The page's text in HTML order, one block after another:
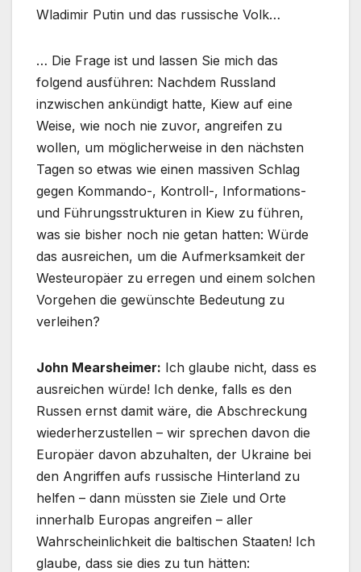
Wladimir Putin und das russische Volk…
… Die Frage ist und lassen Sie mich das
folgend ausführen: Nachdem Russland
inzwischen ankündigt hatte, Kiew auf eine
Weise, wie noch nie zuvor, angreifen zu
wollen, um möglicherweise in den nächsten
Tagen so etwas wie einen massiven Schlag
gegen Kommando-, Kontroll-, Informations-
und Führungsstrukturen in Kiew zu führen,
was sie bisher noch nie getan hatten: Würde
das ausreichen, um die Aufmerksamkeit der
Westeuropäer zu erregen und einem solchen
Vorgehen die gewünschte Bedeutung zu
verleihen?
John Mearsheimer: Ich glaube nicht, dass es
ausreichen würde! Ich denke, falls es den
Russen ernst damit wäre, die Abschreckung
wiederherzustellen – wir sprechen davon die
Europäer davon abzuhalten, der Ukraine bei
den Angriffen aufs russische Hinterland zu
helfen – dann müssten sie Ziele und Orte
innerhalb Europas angreifen – aller
Wahrscheinlichkeit die baltischen Staaten! Ich
glaube, dass sie dies zu tun hätten: